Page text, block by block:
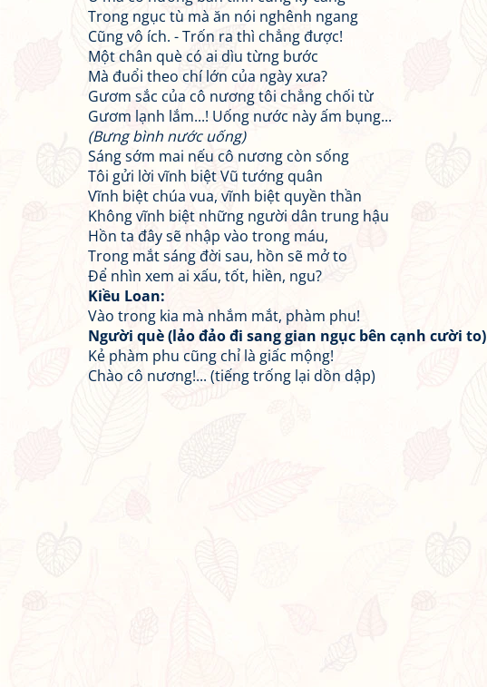
Trong ngục tù mà ăn nói nghênh ngang
Cũng vô ích. - Trốn ra thì chẳng được!
Một chân què có ai dìu từng bước
Mà đuổi theo chí lớn của ngày xưa?
Gươm sắc của cô nương tôi chẳng chối từ
Gươm lạnh lắm...! Uống nước này ấm bụng...
(Bưng bình nước uống)
Sáng sớm mai nếu cô nương còn sống
Tôi gửi lời vĩnh biệt Vũ tướng quân
Vĩnh biệt chúa vua, vĩnh biệt quyền thần
Không vĩnh biệt những người dân trung hậu
Hồn ta đây sẽ nhập vào trong máu,
Trong mắt sáng đời sau, hồn sẽ mở to
Để nhìn xem ai xấu, tốt, hiền, ngu?
Kiều Loan:
Vào trong kia mà nhắm mắt, phàm phu!
Người què (lảo đảo đi sang gian ngục bên cạnh cười to)
Kẻ phàm phu cũng chỉ là giấc mộng!
Chào cô nương!... (tiếng trống lại dồn dập)